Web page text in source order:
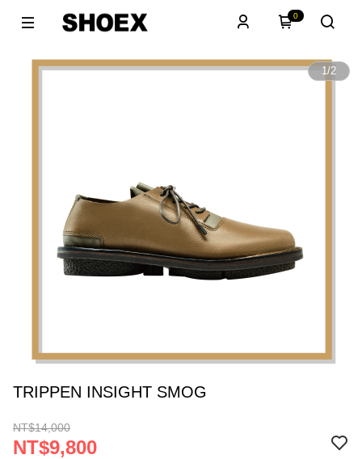
0
1/2
TRIPPEN INSIGHT SMOG
NT$14,000
NT$9,800